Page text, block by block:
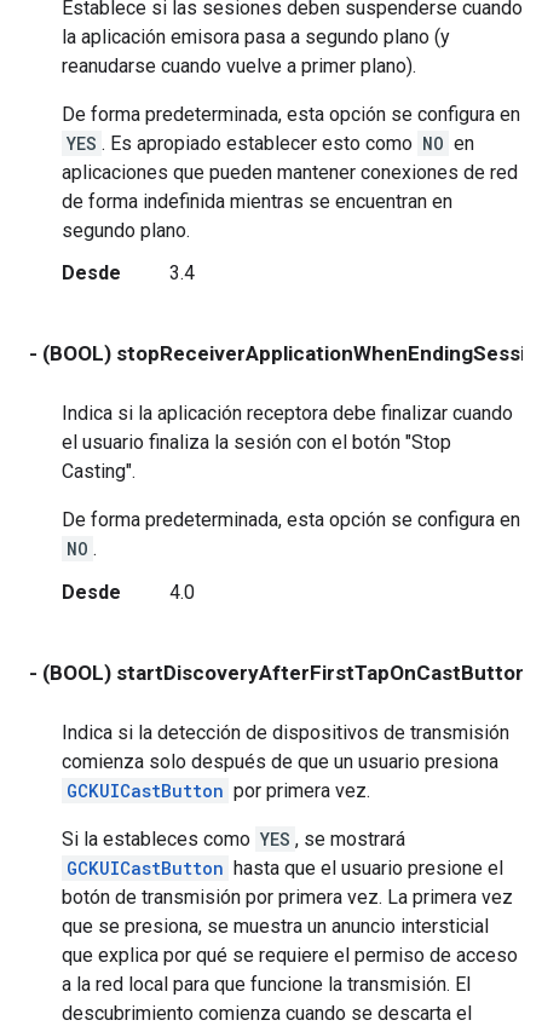
Establece si las sesiones deben suspenderse cuando
la aplicación emisora pasa a segundo plano (y
reanudarse cuando vuelve a primer plano).
De forma predeterminada, esta opción se configura en
YES . Es apropiado establecer esto como NO en
aplicaciones que pueden mantener conexiones de red
de forma indefinida mientras se encuentran en
segundo plano.
Desde
3.4
- (BOOL)
Indica si la aplicación receptora debe finalizar cuando
el usuario finaliza la sesión con el botón "Stop
Casting".
De forma predeterminada, esta opción se configura en
NO .
Desde
4.0
- (BOOL) startDiscoveryAfterFirstTapOnCastButton
Indica si la detección de dispositivos de transmisión
comienza solo después de que un usuario presiona
GCKUICastButton por primera vez.
Si la estableces como YES , se mostrará
GCKUICastButton hasta que el usuario presione el
botón de transmisión por primera vez. La primera vez
que se presiona, se muestra un anuncio intersticial
que explica por qué se requiere el permiso de acceso
a la red local para que funcione la transmisión. El
descubrimiento comienza cuando se descarta el